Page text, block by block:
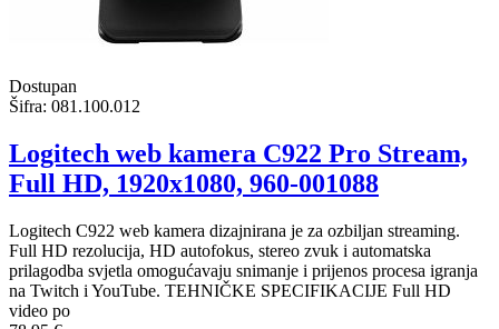
Dostupan
Šifra: 081.100.012
Logitech web kamera C922 Pro Stream,
Full HD, 1920x1080, 960-001088
Logitech C922 web kamera dizajnirana je za ozbiljan streaming.
Full HD rezolucija, HD autofokus, stereo zvuk i automatska
prilagodba svjetla omogućavaju snimanje i prijenos procesa igranja
na Twitch i YouTube. TEHNIČKE SPECIFIKACIJE Full HD
video po